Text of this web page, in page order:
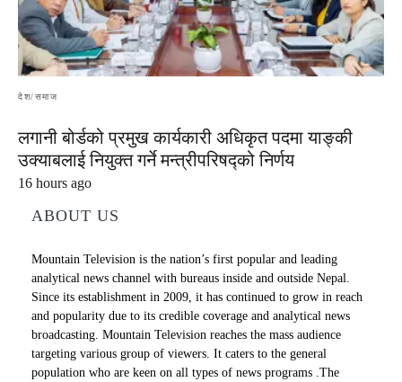
देश/समाज
लगानी बोर्डको प्रमुख कार्यकारी अधिकृत पदमा याङ्की
उक्याबलाई नियुक्त गर्ने मन्त्रीपरिषद्को निर्णय
16 hours ago
ABOUT US
Mountain Television is the nation’s first popular and leading
analytical news channel with bureaus inside and outside Nepal.
Since its establishment in 2009, it has continued to grow in reach
and popularity due to its credible coverage and analytical news
broadcasting. Mountain Television reaches the mass audience
targeting various group of viewers. It caters to the general
population who are keen on all types of news programs .The